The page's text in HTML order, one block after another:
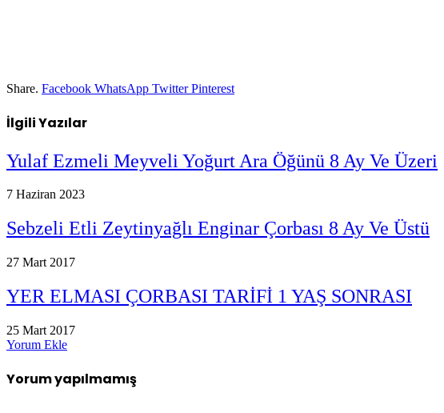
Share. Facebook WhatsApp Twitter Pinterest
İlgiliYazılar
Yulaf Ezmeli Meyveli Yoğurt Ara Öğünü 8 Ay Ve Üzeri
7 Haziran 2023
Sebzeli Etli Zeytinyağlı Enginar Çorbası 8 Ay Ve Üstü
27 Mart 2017
YER ELMASI ÇORBASI TARİFİ 1 YAŞ SONRASI
25 Mart 2017
Yorum Ekle
Yorum yapılmamış